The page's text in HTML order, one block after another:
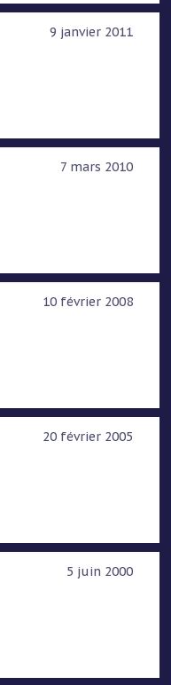
9 janvier 2011
7 mars 2010
10 février 2008
20 février 2005
5 juin 2000